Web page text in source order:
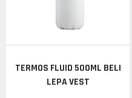
TERMOS FLUID 500ML BELI
LEPA VEST